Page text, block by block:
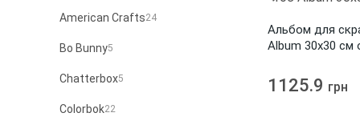
American Crafts24
Bo Bunny5
Chatterbox5
Colorbok22
Альбом для
Album 30х30 см
1125.9 грн